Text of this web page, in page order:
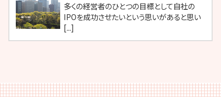
多くの経営者のひとつの目標として自社の
IPOを成功させたいという思いがあると思い
[...]